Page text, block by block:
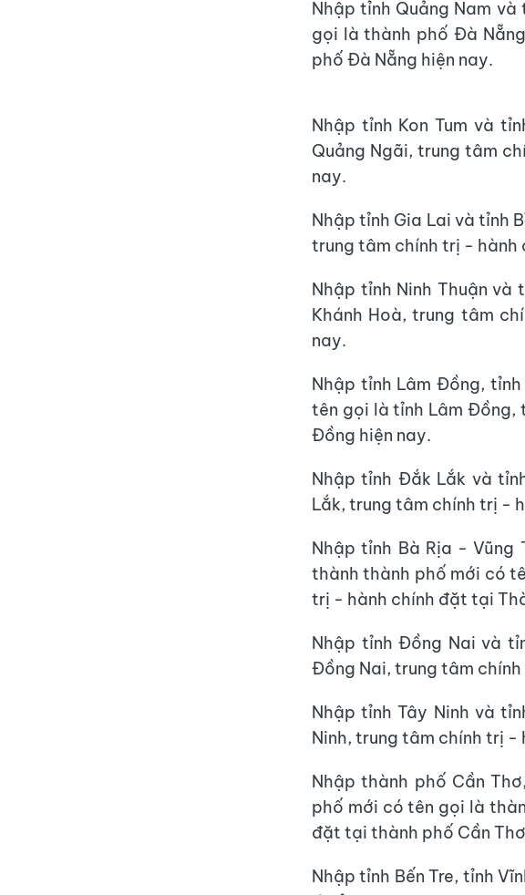
Nhập tỉnh Quảng Nam
gọi là thành phố Đà
phố Đà Nẵng hiện nay.
Nhập tỉnh Kon Tum và
Quảng Ngãi, trung tâm
nay.
Nhập tỉnh Gia Lai và tỉnh
trung tâm chính trị - hành
Nhập tỉnh Ninh Thuận
Khánh Hoà, trung tâm
nay.
Nhập tỉnh Lâm Đồng,
tên gọi là tỉnh Lâm Đồng,
Đồng hiện nay.
Nhập tỉnh Đắk Lắk và
Lắk, trung tâm chính trị -
Nhập tỉnh Bà Rịa - Vũng
thành thành phố mới có
trị - hành chính đặt tại
Nhập tỉnh Đồng Nai và
Đồng Nai, trung tâm
Nhập tỉnh Tây Ninh và
Ninh, trung tâm chính trị -
Nhập thành phố Cần
phố mới có tên gọi là
đặt tại thành phố Cần
Nhập tỉnh Bến Tre, tỉnh